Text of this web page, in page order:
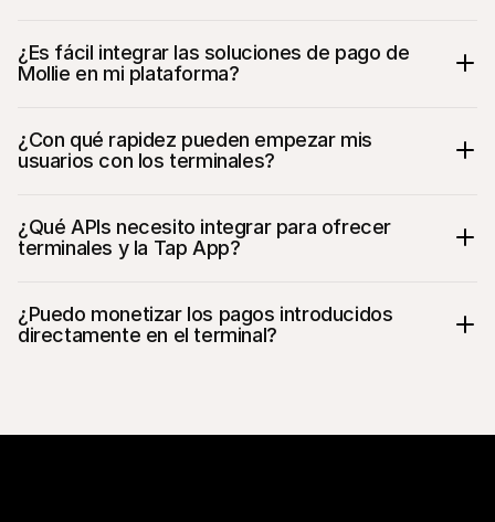
¿Es fácil integrar las soluciones de pago de
Mollie en mi plataforma?
¿Con qué rapidez pueden empezar mis
usuarios con los terminales?
¿Qué APIs necesito integrar para ofrecer
terminales y la Tap App?
¿Puedo monetizar los pagos introducidos
directamente en el terminal?